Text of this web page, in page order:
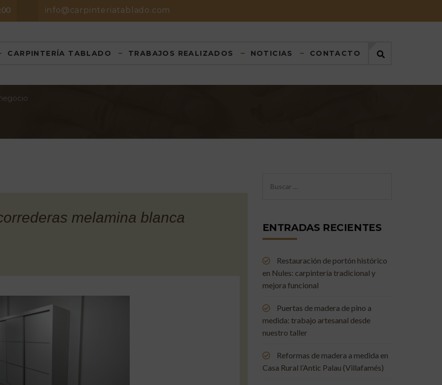
info@carpinteriatablado.com
CARPINTERÍA TABLADO TRABAJOS REALIZADOS NOTICIAS CONTACTO
melamina blanca
ENTRADAS RECIENTES
Restauración de portón histórico
en Nules: carpintería tradicional y
mejora funcional
Puertas de madera de pino a
medida: trabajo artesanal desde
nuestro taller
Reformas de madera a medida en
Casa Rural l’Antic Palau (Villafamés)